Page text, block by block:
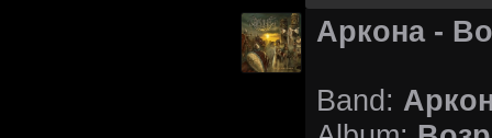
Аркона -
Band: